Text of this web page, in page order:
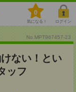
0
気になる！ ログイン
No.MPT967457-23
ない！とい
ッフ